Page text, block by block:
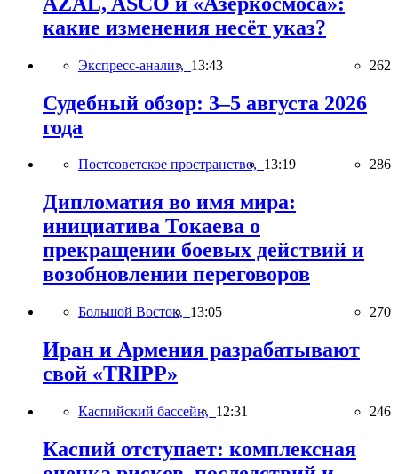
какие изменения несёт указ?
Экспресс-анализ, 13:43 262
Судебный обзор: 3–5 августа 2026
года
Постсоветское пространство, 13:19 286
Дипломатия во имя мира:
инициатива Токаева о
прекращении боевых действий и
возобновлении переговоров
Большой Восток, 13:05 270
Иран и Армения разрабатывают
свой «TRIPP»
Каспийский бассейн, 12:31 246
Каспий отступает: комплексная